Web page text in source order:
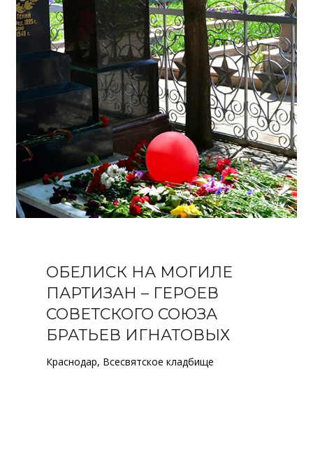
ОБЕЛИСК НА МОГИЛЕ
ПАРТИЗАН – ГЕРОЕВ
СОВЕТСКОГО СОЮЗА
БРАТЬЕВ ИГНАТОВЫХ
Краснодар, Всесвятское кладбище